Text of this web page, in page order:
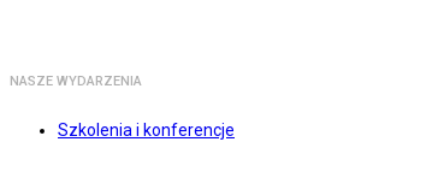
NASZE WYDARZENIA
Szkolenia i konferencje